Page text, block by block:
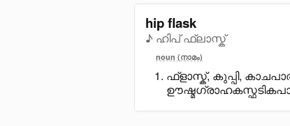
hip flask
♪ ഹിപ് ഫ്ലാസ്ക്
noun (നാമം)
ഫ്ളാസ്ക്, കുപ്പി,